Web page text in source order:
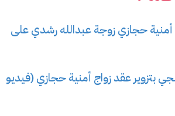
حجازي زوجة عبدالله رشدي على
بتزوير عقد زواج أمنية حجازي (فيديو